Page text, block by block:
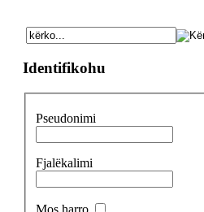
Identifikohu
Pseudonimi
Fjalëkalimi